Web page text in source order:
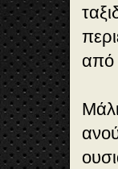
από